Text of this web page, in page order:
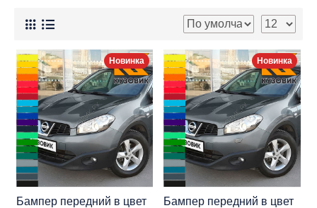
Новинка
Бампер передний в цвет
Новинка
Бампер передний в цвет